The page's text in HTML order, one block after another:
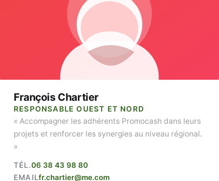
François Chartier
RESPONSABLE OUEST ET NORD
« Accompagner les adhérents Promocash dans leurs
projets et renforcer les synergies au niveau régional.
»
TÉL.06 38 43 98 80
EMAILfr.chartier@me.com